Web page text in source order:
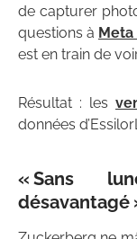
de capturer
questions à Meta
est en train de
Résultat : les
données
« Sans
désavantagé